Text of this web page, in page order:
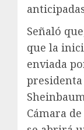
Señaló
que la
enviada
Cámara